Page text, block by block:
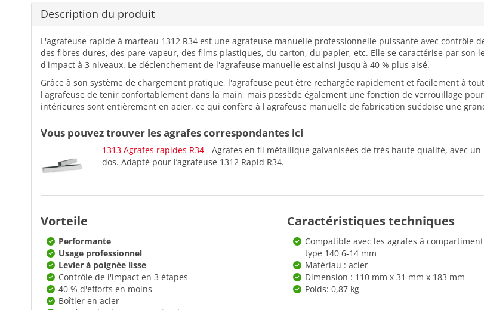
Description du produit
L'agrafeuse rapide à marteau 1312 R34 est une agrafeuse manuelle professionnelle puissante avec contrôle
des fibres dures, des pare-vapeur, des films plastiques, du carton, du papier, etc. Elle se caractérise par son
d'impact à 3 niveaux. Le déclenchement de l'agrafeuse manuelle est ainsi jusqu'à 40 % plus aisé.
Grâce à son système de chargement pratique, l'agrafeuse peut être rechargée rapidement et facilement à
l'agrafeuse de tenir confortablement dans la main, mais possède également une fonction de verrouillage
intérieures sont entièrement en acier, ce qui confère à l'agrafeuse manuelle de fabrication suédoise une
Vous pouvez trouver les agrafes correspondantes ici
1313 Agrafes rapides R34 - Agrafes en fil métallique galvanisées de très haute qualité, avec un
dos. Adapté pour l’agrafeuse 1312 Rapid R34.
Vorteile
Performante
Usage professionnel
Levier à poignée lisse
Contrôle de l'impact en 3 étapes
40 % d'efforts en moins
Boîtier en acier
Caractéristiques techniques
Compatible avec les agrafes à
type 140 6-14 mm
Matériau : acier
Dimension : 110 mm x 31 mm x 183 mm
Poids: 0,87 kg